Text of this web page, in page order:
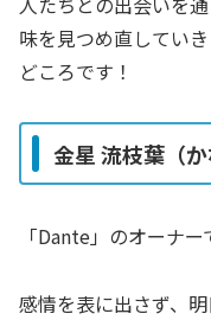
味を見つめ直してい
どころです！
金星 流枝葉（か
「Dante」のオーナー
感情を表に出さず、